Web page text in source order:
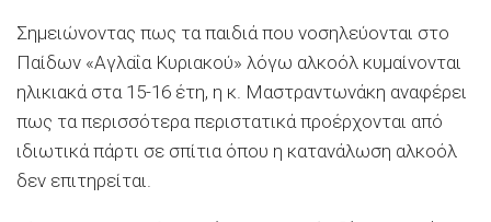
Σημειώνοντας πως τα παιδιά που νοσηλεύονται στο
Παίδων «Αγλαΐα Κυριακού» λόγω αλκοόλ κυμαίνονται
ηλικιακά στα 15-16 έτη, η κ. Μαστραντωνάκη αναφέρει
πως τα περισσότερα περιστατικά προέρχονται από
ιδιωτικά πάρτι σε σπίτια όπου η κατανάλωση αλκοόλ
δεν επιτηρείται.